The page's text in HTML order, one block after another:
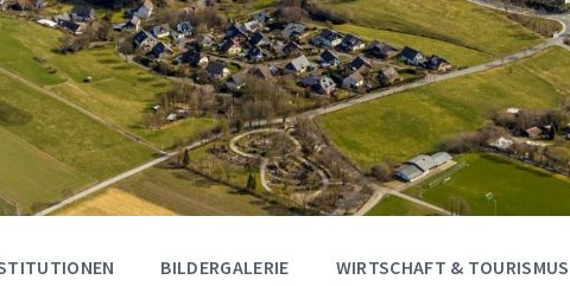
BILDERGALERIE WIRTSCHAFT & TOURISMUS